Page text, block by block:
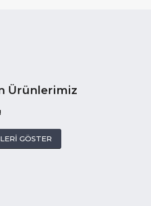
Ürünlerimiz
GÖSTER
S-60 / ÇİFT